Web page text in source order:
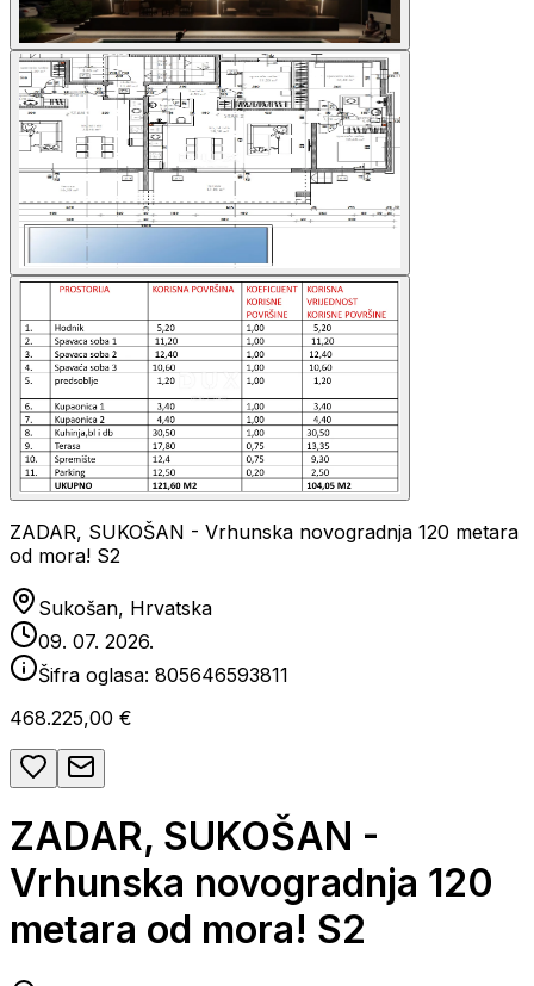
ZADAR, SUKOŠAN - Vrhunska novogradnja 120 metara
od mora! S2
Sukošan, Hrvatska
09. 07. 2026.
Šifra oglasa: 805646593811
468.225,00 €
ZADAR, SUKOŠAN -
Vrhunska novogradnja 120
metara od mora! S2